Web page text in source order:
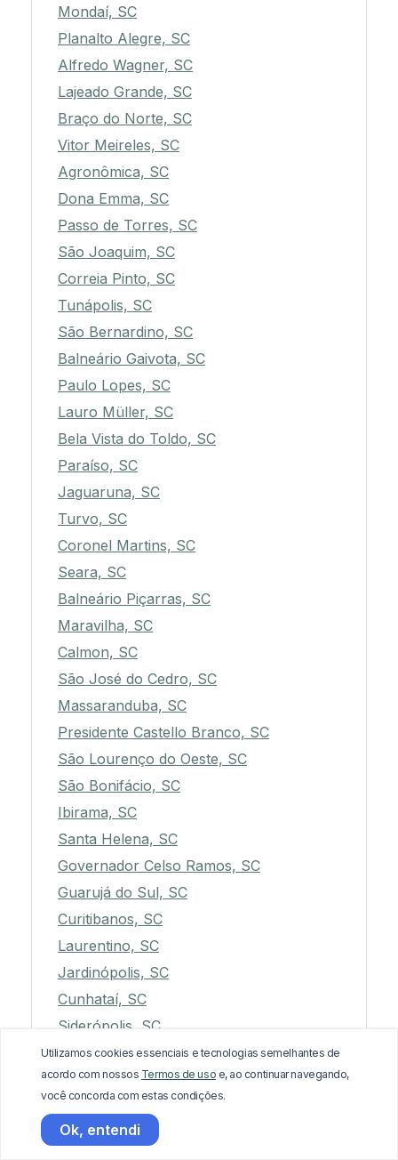
Mondaí, SC
Planalto Alegre, SC
Alfredo Wagner, SC
Lajeado Grande, SC
Braço do Norte, SC
Vitor Meireles, SC
Agronômica, SC
Dona Emma, SC
Passo de Torres, SC
São Joaquim, SC
Correia Pinto, SC
Tunápolis, SC
São Bernardino, SC
Balneário Gaivota, SC
Paulo Lopes, SC
Lauro Müller, SC
Bela Vista do Toldo, SC
Paraíso, SC
Jaguaruna, SC
Turvo, SC
Coronel Martins, SC
Seara, SC
Balneário Piçarras, SC
Maravilha, SC
Calmon, SC
São José do Cedro, SC
Massaranduba, SC
Presidente Castello Branco, SC
São Lourenço do Oeste, SC
São Bonifácio, SC
Ibirama, SC
Santa Helena, SC
Governador Celso Ramos, SC
Guarujá do Sul, SC
Curitibanos, SC
Laurentino, SC
Jardinópolis, SC
Cunhataí, SC
Siderópolis, SC
Joaçaba, SC
Luzerna, SC
Antônio Carlos, SC
Utilizamos cookies essenciais e tecnologias semelhantes de
acordo com nossos Termos de uso e, ao continuar navegando,
você concorda com estas condições.
Ok, entendi